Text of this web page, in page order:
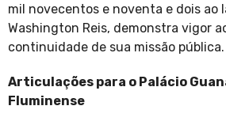
mil novecentos e noventa e dois ao
Washington Reis, demonstra vigor
continuidade de sua missão pública.
Articulações para o Palácio
Fluminense